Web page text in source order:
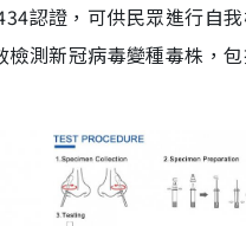
認證，可供民眾進行自
測新冠病毒變種毒株，